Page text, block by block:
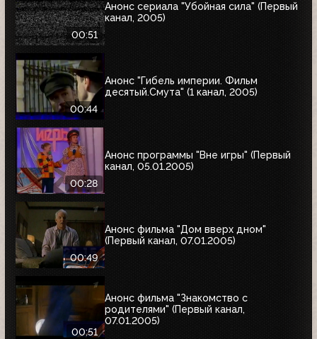
00:51
Анонс сериала "Убойная сила" (Первый
канал, 2005)
00:44
Анонс "Гибель империи. Фильм
десятый.Смута" (1 канал, 2005)
00:28
Анонс программы "Вне игры" (Первый
канал, 05.01.2005)
00:49
Анонс фильма "Дом вверх дном"
(Первый канал, 07.01.2005)
00:51
Анонс фильма "Знакомство с
родителями" (Первый канал,
07.01.2005)